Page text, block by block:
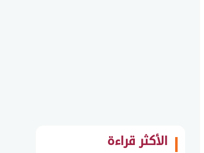
الأكثر قراءة